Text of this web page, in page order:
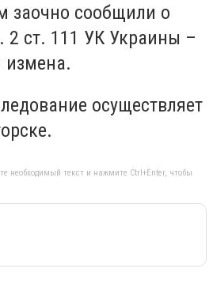
заочно сообщили о
2 ст. 111 УК Украины –
измена.
осуществляет
необходимый текст и нажмите Ctrl+Enter, чтобы